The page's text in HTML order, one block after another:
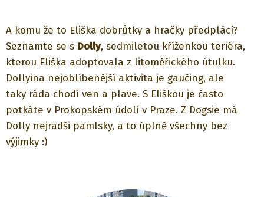
A komu že to Eliška dobrůtky a hračky předplácí?
Seznamte se s Dolly, sedmiletou kříženkou teriéra,
kterou Eliška adoptovala z litoměřického útulku.
Dollyina nejoblíbenější aktivita je gaučing, ale
taky ráda chodí ven a plave. S Eliškou je často
potkáte v Prokopském údolí v Praze. Z Dogsie má
Dolly nejradši pamlsky, a to úplně všechny bez
výjimky :)